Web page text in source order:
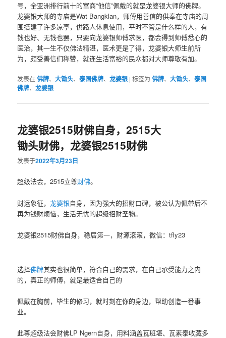
号，全亚洲排行前十的富商“他信”佩戴的就是龙婆银大师的佛牌。
龙婆银大师的寺庙是Wat Bangklan，师傅用善信的供奉在寺庙的周
围搭建了许多凉亭，供路人休息使用，平时不管是什么样的人，有
钱也好、无钱也罢，只要向龙婆银师傅求医，都会得到师傅悉心的
医治，其一生不仅佛法精湛，医术更是了得，龙婆银大师生前所
为，颇受善信们称赞，就连生活富裕的民众都对大师尊敬有加。
发表在佛牌、大锄头、泰国佛牌、龙婆银 |标签为 佛牌、大锄头、泰国
佛牌、龙婆银
龙婆银2515财佛自身，2515大
锄头财佛，龙婆银2515财佛
发表于2022年3月23日
超级法会，2515立尊财佛。
财运象征，龙婆银自身，因为强大的招财口碑，被公认为佩带后不
再为钱财烦恼，生活无忧的超级招财圣物。
龙婆银2515财佛自身，稳居第一，财源滚滚，微信：tfly23
选择佛牌其实也很简单，符合自己的需求，在自己承受能力之内
的，真正的师傅，就是最适合自己的
佩戴在胸前，毕生的修习，就时刻在你的身边，帮助创造一番事
业。
此尊超级法会财佛LP Ngern自身，用料涵盖瓦班堪、瓦素泰收藏多